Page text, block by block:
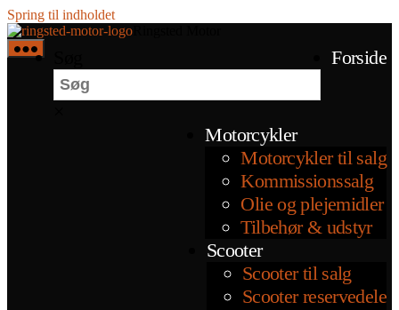
Spring til indholdet
Forside
Motorcykler
Motorcykler til salg
Kommissionssalg
Olie og plejemidler
Tilbehør & udstyr
Scooter
Scooter til salg
Scooter reservedele